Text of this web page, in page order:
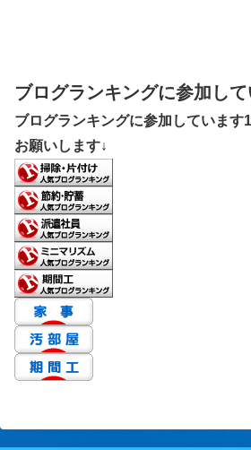
ブログランキングに参加し
ブログランキングに参加しています
お願いします↓